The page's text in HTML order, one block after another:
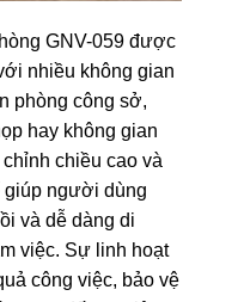
GNV-059 được
nhiều không gian
phòng công sở,
hay không gian
chiều cao và
giúp người dùng
và dễ dàng di
việc. Sự linh hoạt
công việc, bảo vệ